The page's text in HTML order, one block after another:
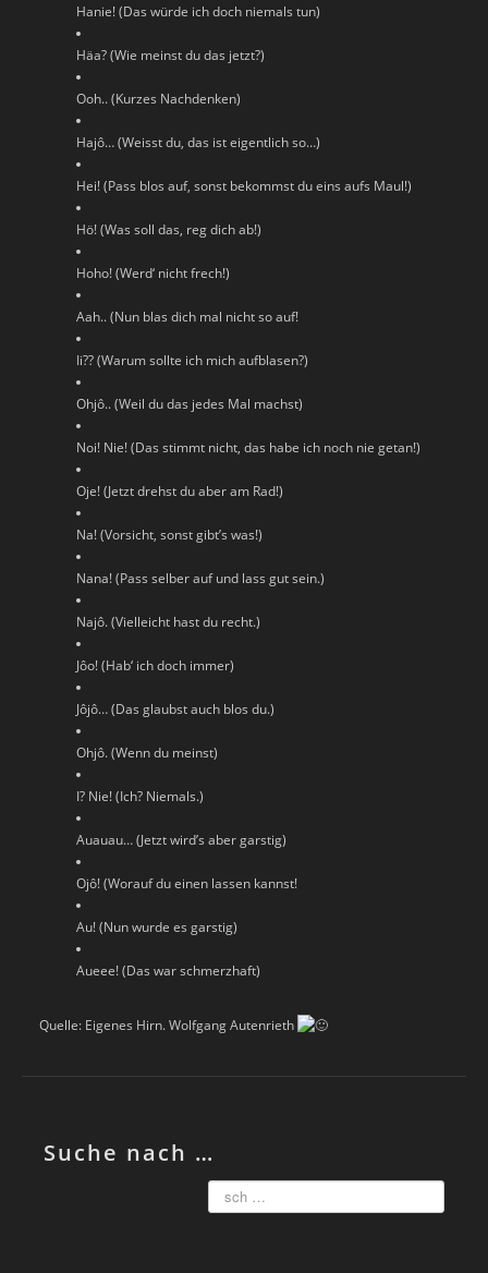
Hanie! (Das würde ich doch niemals tun)
Häa? (Wie meinst du das jetzt?)
Ooh.. (Kurzes Nachdenken)
Hajô… (Weisst du, das ist eigentlich so…)
Hei! (Pass blos auf, sonst bekommst du eins aufs Maul!)
Hö! (Was soll das, reg dich ab!)
Hoho! (Werd‘ nicht frech!)
Aah.. (Nun blas dich mal nicht so auf!
Ii?? (Warum sollte ich mich aufblasen?)
Ohjô.. (Weil du das jedes Mal machst)
Noi! Nie! (Das stimmt nicht, das habe ich noch nie getan!)
Oje! (Jetzt drehst du aber am Rad!)
Na! (Vorsicht, sonst gibt’s was!)
Nana! (Pass selber auf und lass gut sein.)
Najô. (Vielleicht hast du recht.)
Jôo! (Hab‘ ich doch immer)
Jôjô… (Das glaubst auch blos du.)
Ohjô. (Wenn du meinst)
I? Nie! (Ich? Niemals.)
Auauau… (Jetzt wird’s aber garstig)
Ojô! (Worauf du einen lassen kannst!
Au! (Nun wurde es garstig)
Aueee! (Das war schmerzhaft)
Quelle: Eigenes Hirn. Wolfgang Autenrieth
Suche nach …